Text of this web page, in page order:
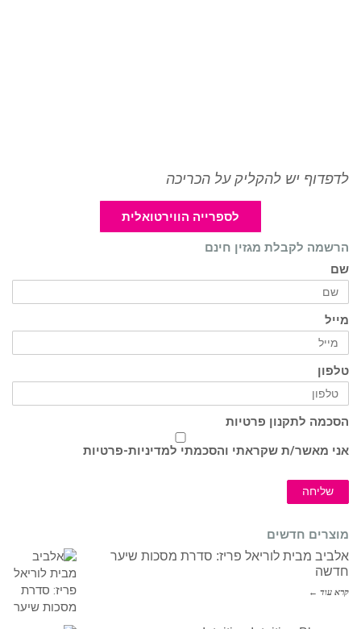
לדפדוף יש להקליק על הכריכה
לספרייה הווירטואלית
הרשמה לקבלת מגזין חינם
שם
מייל
טלפון
הסכמה לתקנון פרטיות
אני מאשר/ת שקראתי והסכמתי למדיניות-פרטיות
שליחה
מוצרים חדשים
אלביב מבית לוריאל פריז: סדרת מסכות שיער
חדשה
קרא עוד ←